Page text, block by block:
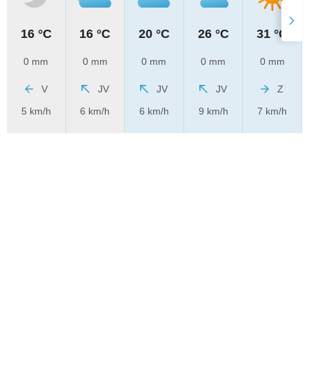
16 °C
0 mm
V
5 km/h
16 °C
0 mm
JV
6 km/h
20 °C
0 mm
JV
6 km/h
26 °C
0 mm
JV
9 km/h
31 °C
0 mm
Z
7 km/h